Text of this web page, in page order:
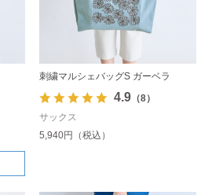
刺繍マルシェバッグS ガーベラ
4.9（8）
サックス
5,940円（税込）